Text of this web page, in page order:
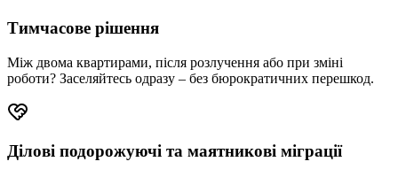
Тимчасове рішення
Між двома квартирами, після розлучення або при зміні
роботи? Заселяйтесь одразу – без бюрократичних перешкод.
Ділові подорожуючі та маятникові міграції